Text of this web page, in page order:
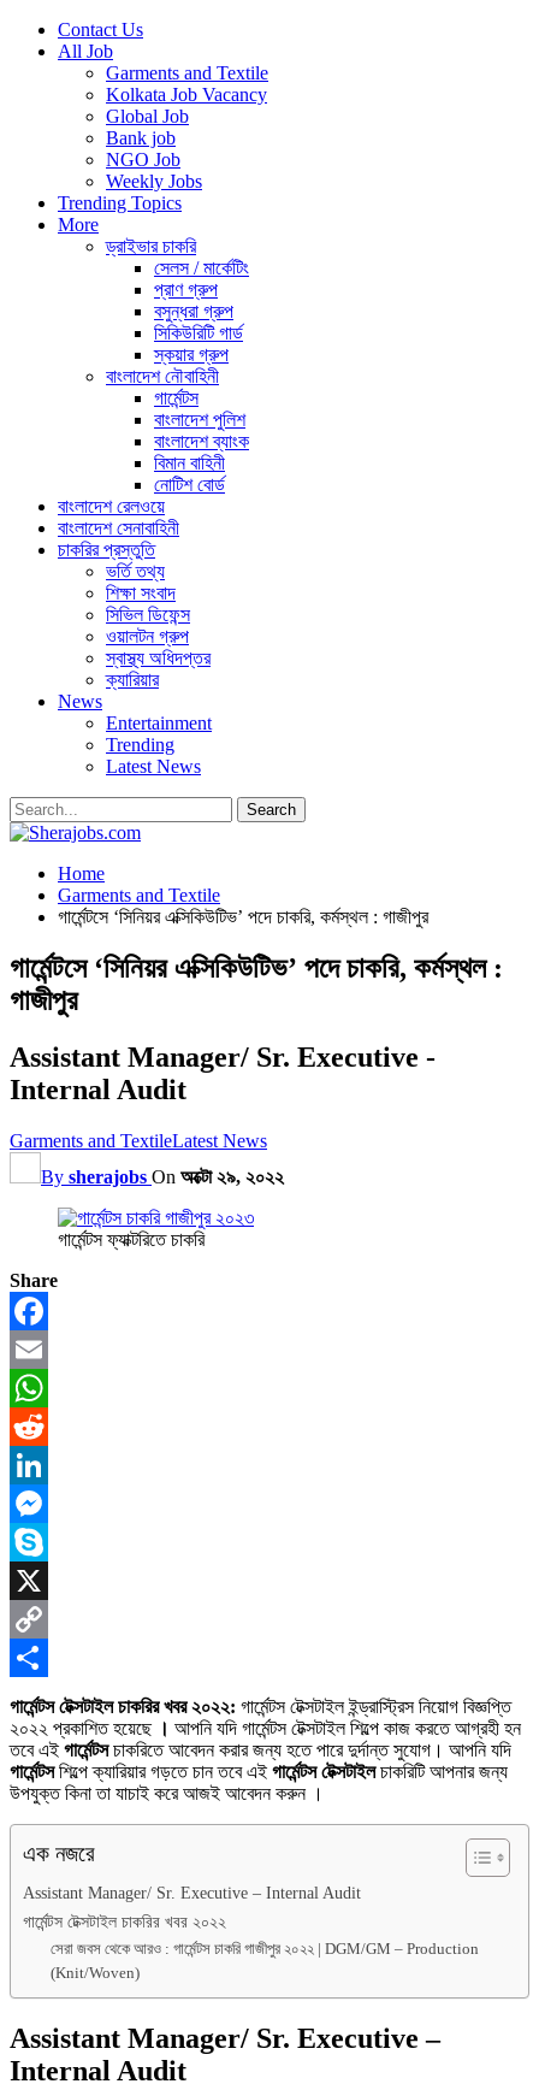
Contact Us
All Job
Garments and Textile
Kolkata Job Vacancy
Global Job
Bank job
NGO Job
Weekly Jobs
Trending Topics
More
ড্রাইভার চাকরি
সেলস / মার্কেটিং
প্রাণ গ্রুপ
বসুন্ধরা গ্রুপ
সিকিউরিটি গার্ড
স্কয়ার গ্রুপ
বাংলাদেশ নৌবাহিনী
গার্মেন্টস
বাংলাদেশ পুলিশ
বাংলাদেশ ব্যাংক
বিমান বাহিনী
নোটিশ বোর্ড
বাংলাদেশ রেলওয়ে
বাংলাদেশ সেনাবাহিনী
চাকরির প্রস্তুতি
ভর্তি তথ্য
শিক্ষা সংবাদ
সিভিল ডিফেন্স
ওয়ালটন গ্রুপ
স্বাস্থ্য অধিদপ্তর
ক্যারিয়ার
News
Entertainment
Trending
Latest News
Home
Garments and Textile
গার্মেন্টসে ‘সিনিয়র এক্সিকিউটিভ’ পদে চাকরি, কর্মস্থল : গাজীপুর
গার্মেন্টসে ‘সিনিয়র এক্সিকিউটিভ’ পদে চাকরি, কর্মস্থল :
গাজীপুর
Assistant Manager/ Sr. Executive -
Internal Audit
Garments and TextileLatest News
By sherajobs On অক্টো ২৯, ২০২২
গার্মেন্টস ফ্যাক্টরিতে চাকরি
Share
Facebook
Email
WhatsApp
Reddit
LinkedIn
Messenger
Skype
X
Copy
Link
Share
গার্মেন্টস টেক্সটাইল চাকরির খবর ২০২২: গার্মেন্টস টেক্সটাইল ইন্ড্রাস্ট্রিস নিয়োগ বিজ্ঞপ্তি
২০২২ প্রকাশিত হয়েছে । আপনি যদি গার্মেন্টস টেক্সটাইল শিল্পে কাজ করতে আগ্রহী হন
তবে এই গার্মেন্টসচাকরিতে আবেদন করার জন্য হতে পারে দুর্দান্ত সুযোগ। আপনি যদি
গার্মেন্টসশিল্পে ক্যারিয়ার গড়তে চান তবে এই গার্মেন্টস টেক্সটাইলচাকরিটি আপনার জন্য
উপযুক্ত কিনা তা যাচাই করে আজই আবেদন করুন ।
এক নজরে
Assistant Manager/ Sr. Executive – Internal Audit
গার্মেন্টস টেক্সটাইল চাকরির খবর ২০২২
সেরা জবস থেকে আরও : গার্মেন্টস চাকরি গাজীপুর ২০২২ | DGM/GM – Production
(Knit/Woven)
Assistant Manager/ Sr. Executive –
Internal Audit